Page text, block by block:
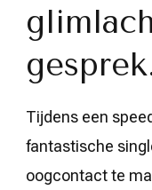
Tijdens een
fantastische
oogcontact te